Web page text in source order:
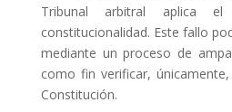
Tribunal arbitral aplica
constitucionalidad. Este fallo
mediante un proceso de
como fin verificar,
Constitución.